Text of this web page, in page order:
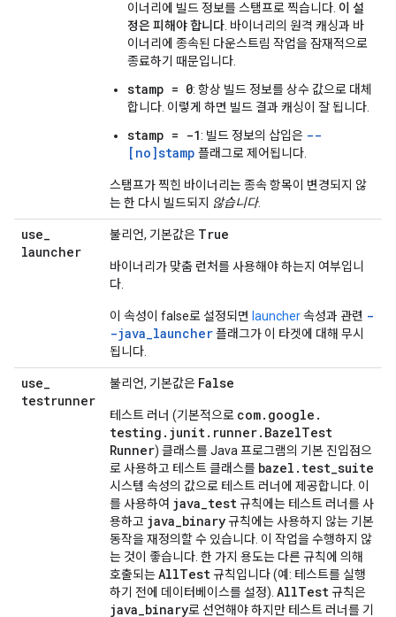
이너리에 빌드 정보를 스탬프로 찍습니다. 이 설
정은 피해야 합니다 . 바이너리의 원격 캐싱과 바
이너리에 종속된 다운스트림 작업을 잠재적으로
종료하기 때문입니다.
stamp = 0: 항상 빌드 정보를 상수 값으로 대체
합니다. 이렇게 하면 빌드 결과 캐싱이 잘 됩니다.
stamp = -1: 빌드 정보의 삽입은 --
[no]stamp 플래그로 제어됩니다.
스탬프가 찍힌 바이너리는 종속 항목이 변경되지 않
는 한 다시 빌드되지 않습니다.
use_
launcher
불리언, 기본값은 True
바이너리가 맞춤 런처를 사용해야 하는지 여부입니
다.
이 속성이 false로 설정되면 launcher속성과 관련 -
-java_launcher플래그가 이 타겟에 대해 무시
됩니다.
use_
testrunner
불리언, 기본값은 False
테스트 러너 (기본적으로 com. google .
testing . junit. runner. BazelTest
Runner) 클래스를 Java 프로그램의 기본 진입점으
로 사용하고 테스트 클래스를 bazel . test_suite
시스템 속성의 값으로 테스트 러너에 제공합니다. 이
를 사용하여 java_test 규칙에는 테스트 러너를 사
용하고 java_binary 규칙에는 사용하지 않는 기본
동작을 재정의할 수 있습니다. 이 작업을 수행하지 않
는 것이 좋습니다. 한 가지 용도는 다른 규칙에 의해
호출되는AllTest 규칙입니다 (예: 테스트를 실행
하기 전에 데이터베이스를 설정). AllTest 규칙은
java_binary로 선언해야 하지만 테스트 러너를 기